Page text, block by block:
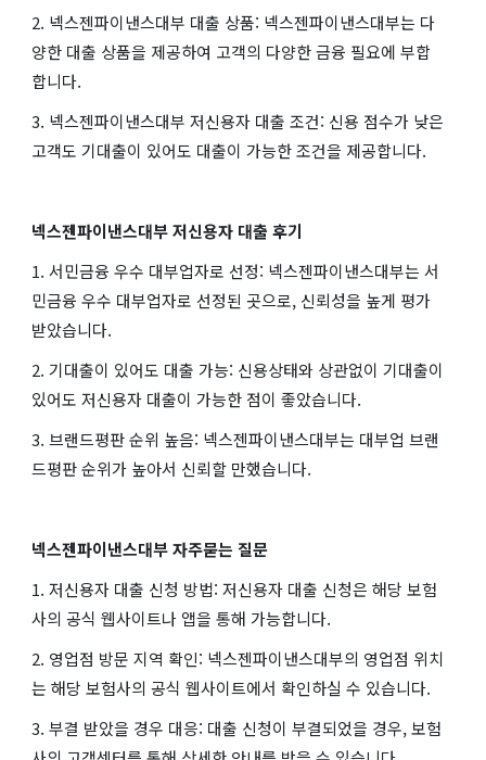
2. 넥스젠파이낸스대부 대출 상품: 넥스젠파이낸스대부는 다
양한 대출 상품을 제공하여 고객의 다양한 금융 필요에 부합
합니다.
3. 넥스젠파이낸스대부 저신용자 대출 조건: 신용 점수가 낮은
고객도 기대출이 있어도 대출이 가능한 조건을 제공합니다.
넥스젠파이낸스대부 저신용자 대출 후기
1. 서민금융 우수 대부업자로 선정: 넥스젠파이낸스대부는 서
민금융 우수 대부업자로 선정된 곳으로, 신뢰성을 높게 평가
받았습니다.
2. 기대출이 있어도 대출 가능: 신용상태와 상관없이 기대출이
있어도 저신용자 대출이 가능한 점이 좋았습니다.
3. 브랜드평판 순위 높음: 넥스젠파이낸스대부는 대부업 브랜
드평판 순위가 높아서 신뢰할 만했습니다.
넥스젠파이낸스대부 자주묻는 질문
1. 저신용자 대출 신청 방법: 저신용자 대출 신청은 해당 보험
사의 공식 웹사이트나 앱을 통해 가능합니다.
2. 영업점 방문 지역 확인: 넥스젠파이낸스대부의 영업점 위치
는 해당 보험사의 공식 웹사이트에서 확인하실 수 있습니다.
3. 부결 받았을 경우 대응: 대출 신청이 부결되었을 경우, 보험